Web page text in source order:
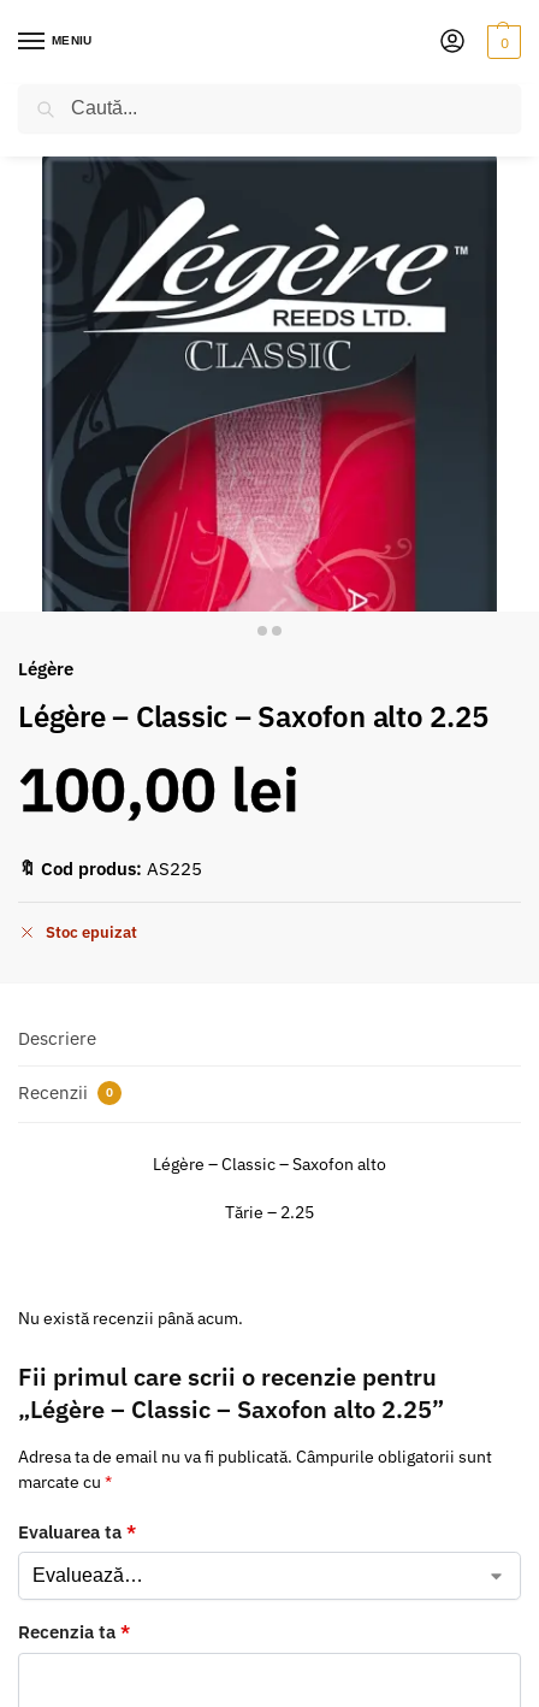
MENIU 0
Légère
Légère – Classic – Saxofon alto 2.25
100,00 lei
🔖 Cod produs: AS225
Stoc epuizat
Descriere
Recenzii 0
Légère – Classic – Saxofon alto
Tărie – 2.25
Nu există recenzii până acum.
Fii primul care scrii o recenzie pentru
„Légère – Classic – Saxofon alto 2.25”
Adresa ta de email nu va fi publicată. Câmpurile obligatorii sunt
marcate cu *
Evaluarea ta *
Recenzia ta *